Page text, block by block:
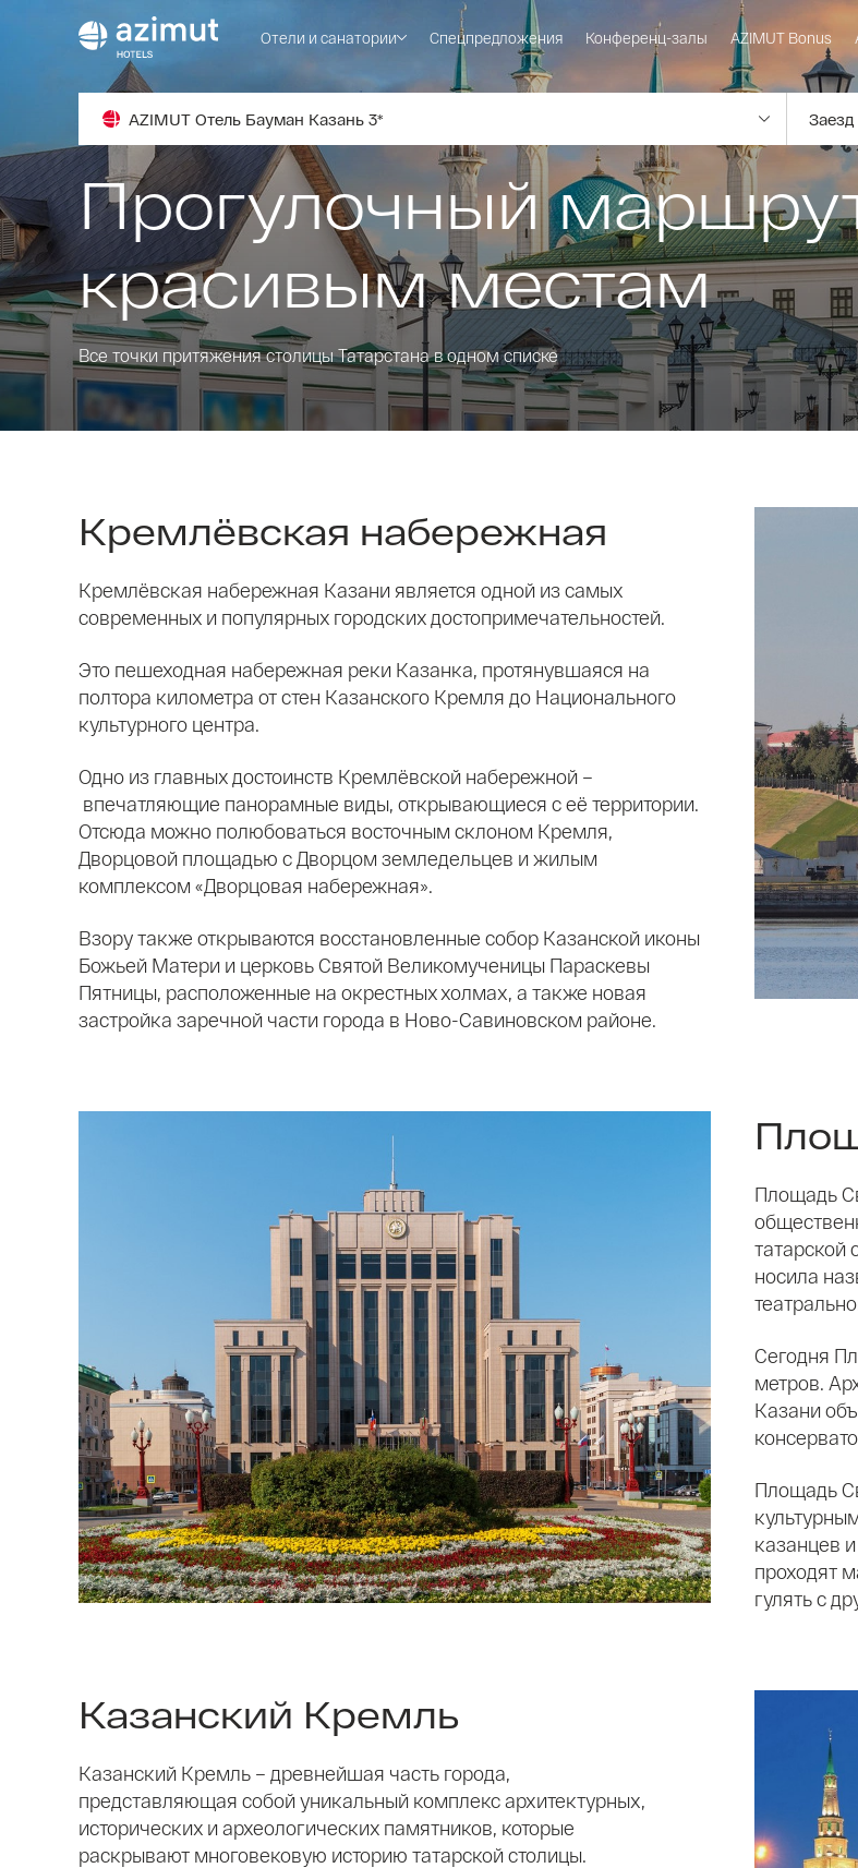
Отели и санатории Спецпредложения Конференц-залы AZIMUT Bonus
AZIMUT Отель Бауман Казань 3*
Прогулочный
красивым местам
Все точки притяжения столицы Татарстана в одном списке
Кремлёвская набережная
Кремлёвская набережная Казани является одной из самых
современных и популярных городских достопримечательностей.
Это пешеходная набережная реки Казанка, протянувшаяся на
полтора километра от стен Казанского Кремля до Национального
культурного центра.
Одно из главных достоинств Кремлёвской набережной –
впечатляющие панорамные виды, открывающиеся с её территории.
Отсюда можно полюбоваться восточным склоном Кремля,
Дворцовой площадью с Дворцом земледельцев и жилым
комплексом «Дворцовая набережная».
Взору также открываются восстановленные собор Казанской иконы
Божьей Матери и церковь Святой Великомученицы Параскевы
Пятницы, расположенные на окрестных холмах, а также новая
застройка заречной части города в Ново-Савиновском районе.
Площадь
татарской
носила
Сегодня
метров.
Казани
Площадь
казанцев
проходят
гулять с
Казанский Кремль
Казанский Кремль – древнейшая часть города,
представляющая собой уникальный комплекс архитектурных,
исторических и археологических памятников, которые
раскрывают многовековую историю татарской столицы.